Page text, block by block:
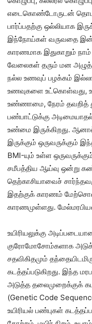
எடைகொண்டோருடன்
பார்ப்பதற்கு ஒல்லியாக
இந்நோய்கள் வருவதை
காரணமாக இதுகாறும்
வேலைகள் தரும் மன
நல்ல உணவுப் பழக்கம்
உணவுகளை உட்கொள்வது,
உண்ணாமை, நேரம் தவறித்
பண்பாட்டுக்கு
உண்மை இருக்கிறது.
இருக்கும் ஒருவருக்கும்
BMI-யும் உள்ள
சமீபத்திய ஆய்வு ஒன்று
தெற்காசியாவைச்
இதற்குக் காரணம்
காரணமுள்ளது.
உயிரியலுக்கு
குரோமோசோம்களாக
சதவிகிதமும்
கடத்தப்படுகிறது. இந்த
அடுத்த தலைமுறைக்குக்
(Genetic Code
உயிரியல் பண்புகள்